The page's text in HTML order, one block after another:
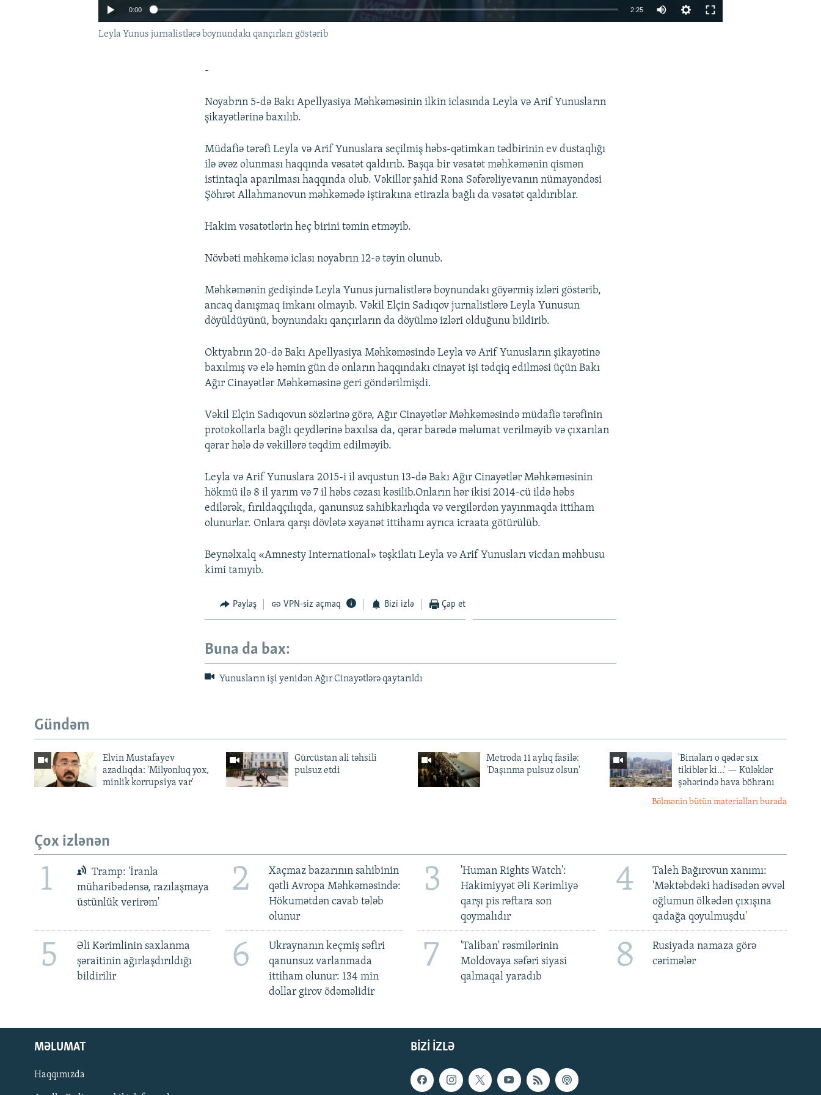
0:00 2:25
Leyla Yunus jurnalistlərə boynundakı qançırları göstərib
-
Noyabrın 5-də Bakı Apellyasiya Məhkəməsinin ilkin iclasında Leyla və Arif Yunusların
şikayətlərinə baxılıb.
Müdafiə tərəfi Leyla və Arif Yunuslara seçilmiş həbs-qətimkan tədbirinin ev dustaqlığı
ilə əvəz olunması haqqında vəsatət qaldırıb. Başqa bir vəsatət məhkəmənin qismən
istintaqla aparılması haqqında olub. Vəkillər şahid Rəna Səfərəliyevanın nümayəndəsi
Şöhrət Allahmanovun məhkəmədə iştirakına etirazla bağlı da vəsatət qaldırıblar.
Hakim vəsatətlərin heç birini təmin etməyib.
Növbəti məhkəmə iclası noyabrın 12-ə təyin olunub.
Məhkəmənin gedişində Leyla Yunus jurnalistlərə boynundakı göyərmiş izləri göstərib,
ancaq danışmaq imkanı olmayıb. Vəkil Elçin Sadıqov jurnalistlərə Leyla Yunusun
döyüldüyünü, boynundakı qançırların da döyülmə izləri olduğunu bildirib.
Oktyabrın 20-də Bakı Apellyasiya Məhkəməsində Leyla və Arif Yunusların şikayətinə
baxılmış və elə həmin gün də onların haqqındakı cinayət işi tədqiq edilməsi üçün Bakı
Ağır Cinayətlər Məhkəməsinə geri göndərilmişdi.
Vəkil Elçin Sadıqovun sözlərinə görə, Ağır Cinayətlər Məhkəməsində müdafiə tərəfinin
protokollarla bağlı qeydlərinə baxılsa da, qərar barədə məlumat verilməyib və çıxarılan
qərar hələ də vəkillərə təqdim edilməyib.
Leyla və Arif Yunuslara 2015-i il avqustun 13-də Bakı Ağır Cinayətlər Məhkəməsinin
hökmü ilə 8 il yarım və 7 il həbs cəzası kəsilib.Onların hər ikisi 2014-cü ildə həbs
edilərək, fırıldaqçılıqda, qanunsuz sahibkarlıqda və vergilərdən yayınmaqda ittiham
olunurlar. Onlara qarşı dövlətə xəyanət ittihamı ayrıca icraata götürülüb.
Beynəlxalq «Amnesty International» təşkilatı Leyla və Arif Yunusları vicdan məhbusu
kimi tanıyıb.
Paylaş VPN-siz açmaq Bizi izlə Çap et
Buna da bax:
Yunusların işi yenidən Ağır Cinayətlərə qaytarıldı
Gündəm
Elvin Mustafayev
azadlıqda: 'Milyonluq yox,
minlik korrupsiya var'
Gürcüstan ali təhsili
pulsuz etdi
Metroda 11 aylıq fasilə:
'Daşınma pulsuz olsun'
'Binaları o qədər sıx
tikiblər ki...' — Küləklər
şəhərində hava böhranı
Bölmənin bütün materialları burada
Çox izlənən
1
Tramp: 'İranla
müharibədənsə, razılaşmaya
üstünlük verirəm'
2
Xaçmaz bazarının sahibinin
qətli Avropa Məhkəməsində:
Hökumətdən cavab tələb
olunur
3
'Human Rights Watch':
Hakimiyyət Əli Kərimliyə
qarşı pis rəftara son
qoymalıdır
4
Taleh Bağırovun xanımı:
'Məktəbdəki hadisədən əvvəl
oğlumun ölkədən çıxışına
qadağa qoyulmuşdu'
5
Əli Kərimlinin saxlanma
şəraitinin ağırlaşdırıldığı
bildirilir
6
Ukraynanın keçmiş səfiri
qanunsuz varlanmada
ittiham olunur: 134 min
dollar girov ödəməlidir
7
'Taliban' rəsmilərinin
Moldovaya səfəri siyasi
qalmaqal yaradıb
8
Rusiyada namaza görə
cərimələr
BIZI IZLƏ
MƏLUMAT
Haqqımızda